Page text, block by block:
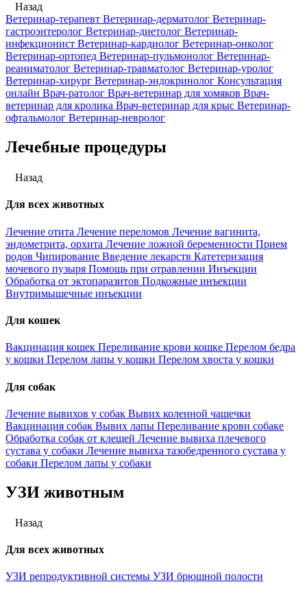
Назад
Ветеринар-терапевт Ветеринар-дерматолог Ветеринар-
гастроэнтеролог Ветеринар-диетолог Ветеринар-
инфекционист Ветеринар-кардиолог Ветеринар-онколог
Ветеринар-ортопед Ветеринар-пульмонолог Ветеринар-
реаниматолог Ветеринар-травматолог Ветеринар-уролог
Ветеринар-хирург Ветеринар-эндокринолог Консультация
онлайн Врач-ратолог Врач-ветеринар для хомяков Врач-
ветеринар для кролика Врач-ветеринар для крыс Ветеринар-
офтальмолог Ветеринар-невролог
Лечебные процедуры
Назад
Для всех животных
Лечение отита Лечение переломов Лечение вагинита,
эндометрита, орхита Лечение ложной беременности Прием
родов Чипирование Введение лекарств Катетеризация
мочевого пузыря Помощь при отравлении Инъекции
Обработка от эктопаразитов Подкожные инъекции
Внутримышечные инъекции
Для кошек
Вакцинация кошек Переливание крови кошке Перелом бедра
у кошки Перелом лапы у кошки Перелом хвоста у кошки
Для собак
Лечение вывихов у собак Вывих коленной чашечки
Вакцинация собак Вывих лапы Переливание крови собаке
Обработка собак от клещей Лечение вывиха плечевого
сустава у собаки Лечение вывиха тазобедренного сустава у
собаки Перелом лапы у собаки
УЗИ животным
Назад
Для всех животных
УЗИ репродуктивной системы УЗИ брюшной полости